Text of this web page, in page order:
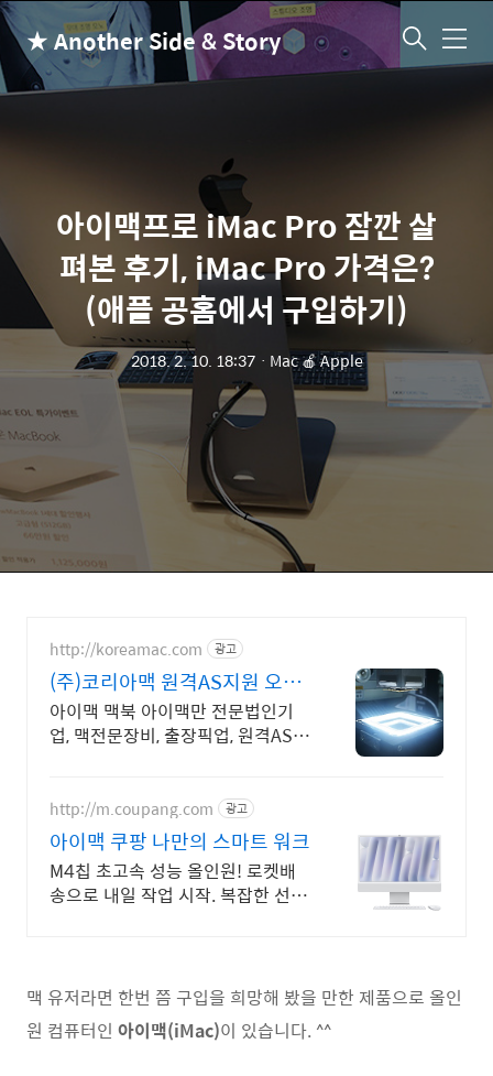
★ Another Side & Story 메
뉴
아이맥프로 iMac Pro 잠깐 살
펴본 후기, iMac Pro 가격은?
(애플 공홈에서 구입하기)
2018. 2. 10. 18:37ㆍ Mac 🍎 Apple
http://koreamac.com 광고
(주)코리아맥 원격AS지원 오직
맥PC 전문기업
아이맥 맥북 아이맥만 전문법인기
업, 맥전문장비, 출장픽업, 원격AS
http://m.coupang.com 광고
아이맥 쿠팡 나만의 스마트 워크
M4칩 초고속 성능 올인원! 로켓배
송으로 내일 작업 시작. 복잡한 선 없
맥 유저라면 한번 쯤 구입을 희망해 봤을 만한 제품으로 올인
원 컴퓨터인 아이맥(iMac)이 있습니다. ^^